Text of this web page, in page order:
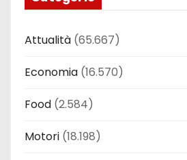
Attualità (65.667)
Economia (16.570)
Food (2.584)
Motori (18.198)